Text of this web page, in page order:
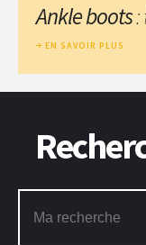
Ankle boots:
EN SAVOIR PLUS